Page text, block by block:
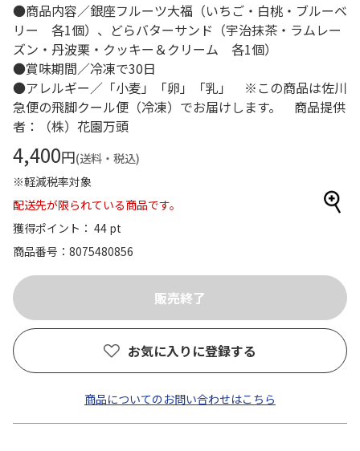
●商品内容／銀座フルーツ大福（いちご・白桃・ブルーベ
リー 各1個）、どらバターサンド（宇治抹茶・ラムレー
ズン・丹波栗・クッキー＆クリーム 各1個）
●賞味期間／冷凍で30日
●アレルギー／「小麦」「卵」「乳」 ※この商品は佐川
急便の飛脚クール便（冷凍）でお届けします。 商品提供
者：（株）花園万頭
4,400円(送料・税込)
※軽減税率対象
配送先が限られている商品です。
獲得ポイント： 44 pt
商品番号
8075480856
お気に入りに登録する
商品についてのお問い合わせはこちら